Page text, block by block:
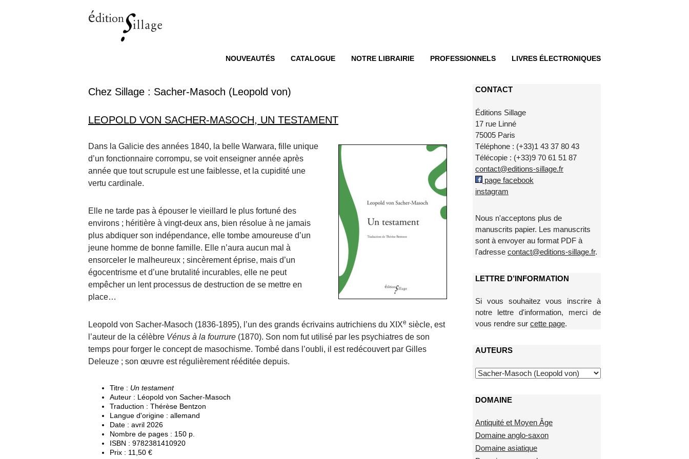
Menu
ALLER AU CONTENU
NOUVEAUTÉS CATALOGUE NOTRE LIBRAIRIE PROFESSIONNELS LIVRES ÉLECTRONIQUES
Chez Sillage : Sacher-Masoch (Leopold von)
LEOPOLD VON SACHER-MASOCH, UN TESTAMENT
Dans la Galicie des années 1840, la belle Warwara, fille unique
d’un fonctionnaire corrompu, se voit enseigner année après
année que tout scrupule est une faiblesse, et la cupidité une
vertu cardinale.
Elle ne tarde pas à épouser le vieillard le plus fortuné des
environs ; héritière à vingt-deux ans, bien résolue à ne jamais
plus abdiquer son indépendance, elle tombe amoureuse d’un
jeune homme de bonne famille. Elle n’aura aucun mal à
ensorceler le malheureux ; sincèrement éprise, mais d’un
égocentrisme et d’une brutalité incurables, elle ne peut
empêcher un lent processus de destruction de se mettre en
place…
Leopold von Sacher-Masoch (1836-1895), l’un des grands écrivains autrichiens du XIXe siècle, est
l’auteur de la célèbre Vénus à la fourrure (1870). Son nom fut utilisé par les psychiatres de son
temps pour forger le concept de masochisme. Tombé dans l’oubli, il est redécouvert par Gilles
Deleuze ; son œuvre est régulièrement rééditée depuis.
Titre : Un testament
Auteur : Léopold von Sacher-Masoch
Traduction : Thérèse Bentzon
Langue d'origine : allemand
Date : avril 2026
Nombre de pages : 150 p.
ISBN : 9782381410920
Prix : 11,50 €
CONTACT
Éditions Sillage
17 rue Linné
75005 Paris
Téléphone : (+33)1 43 37 80 43
Télécopie : (+33)9 70 61 51 87
contact@editions-sillage.fr
page facebook
instagram
Nous n'acceptons plus de
manuscrits papier. Les manuscrits
sont à envoyer au format PDF à
l'adresse contact@editions-sillage.fr.
LETTRE D’INFORMATION
Si vous souhaitez vous inscrire à
notre lettre d'information, merci de
vous rendre sur cette page.
AUTEURS
DOMAINE
Antiquité et Moyen Âge
Domaine anglo-saxon
Domaine asiatique